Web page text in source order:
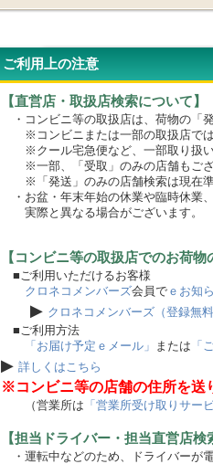
ご利用上の注意
【直営店・取扱店検索について】
・コンビニ等の取扱店は、荷物の「
※コンビニまたは一部の取扱店では
※クール宅急便など、一部取り扱い
※一部、「受取」のみの店舗もござ
※「発送」のみの店舗検索は現在準
・お盆・年末年始の休業や臨時休業
実際と異なる場合がございます。
【コンビニ等の取扱店でのお荷
■ご利用いただけるお客様
クロネコメンバーズ会員で ｅお知
▶ クロネコメンバーズ（登録無料
■ご利用方法
「お届け予定ｅメール」 または 「
▶ 詳しくはこちら
※コンビニ等の店舗の住所を送
（営業所は 「営業所受け取りサービ
【担当ドライバー・担当直営店検
・運転中などのため、ドライバーが